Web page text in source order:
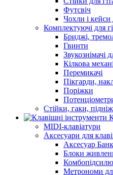
Футсвіч
Чохли і кейси
Комплектуючі для
Бриджі,
Гвинти
Звукознімачі
Кілкова
Перемикачі
Пікгарди,
Поріжки
Стійки, гаки,
MIDI-клавіатури
Аксесуари для
Аксесуар
Блоки
Метрономи